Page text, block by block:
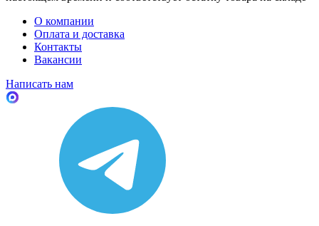
О компании
Оплата и доставка
Контакты
Вакансии
Написать нам